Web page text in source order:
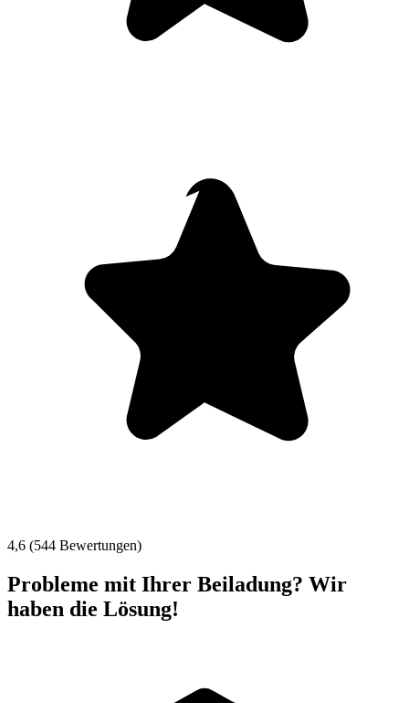
4,6 (544 Bewertungen)
Probleme mit Ihrer Beiladung? Wir
haben die Lösung!